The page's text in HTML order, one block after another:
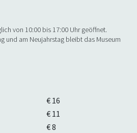
von 10:00 bis 17:00 Uhr geöffnet.
und am Neujahrstag bleibt das Museum
€ 16
€ 11
€ 8